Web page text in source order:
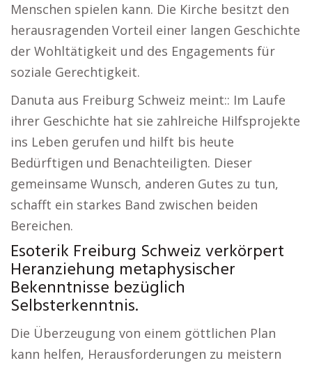
Menschen spielen kann. Die Kirche besitzt den
herausragenden Vorteil einer langen Geschichte
der Wohltätigkeit und des Engagements für
soziale Gerechtigkeit.
Danuta aus Freiburg Schweiz meint:: Im Laufe
ihrer Geschichte hat sie zahlreiche Hilfsprojekte
ins Leben gerufen und hilft bis heute
Bedürftigen und Benachteiligten. Dieser
gemeinsame Wunsch, anderen Gutes zu tun,
schafft ein starkes Band zwischen beiden
Bereichen.
Esoterik Freiburg Schweiz verkörpert
Heranziehung metaphysischer
Bekenntnisse bezüglich
Selbsterkenntnis.
Die Überzeugung von einem göttlichen Plan
kann helfen, Herausforderungen zu meistern